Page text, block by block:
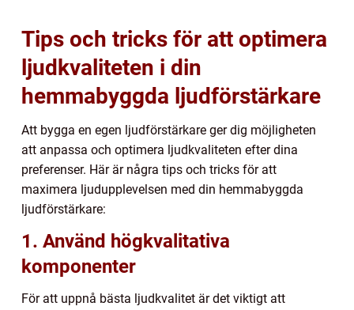
Tips och tricks för att optimera
ljudkvaliteten i din
hemmabyggda ljudförstärkare
Att bygga en egen ljudförstärkare ger dig möjligheten
att anpassa och optimera ljudkvaliteten efter dina
preferenser. Här är några tips och tricks för att
maximera ljudupplevelsen med din hemmabyggda
ljudförstärkare:
1. Använd högkvalitativa
komponenter
För att uppnå bästa ljudkvalitet är det viktigt att